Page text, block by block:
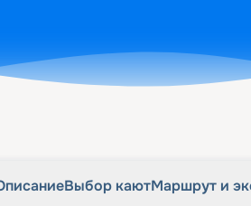
Выбор каютМаршрут и